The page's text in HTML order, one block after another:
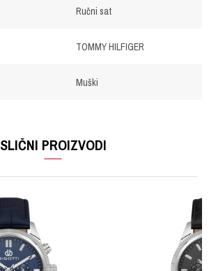
Ručni sat
TOMMY HILFIGER
Muški
SLIČNI PROIZVODI